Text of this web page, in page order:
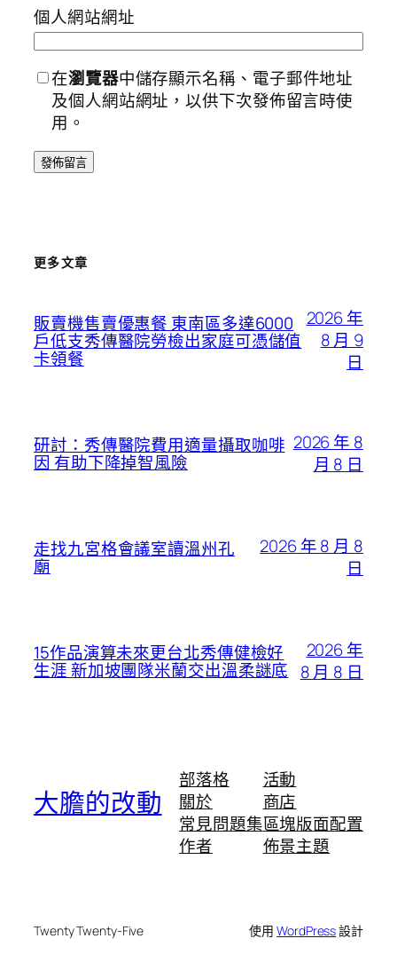
個人網站網址
在瀏覽器中儲存顯示名稱、電子郵件地址
及個人網站網址，以供下次發佈留言時使
用。
更多文章
販賣機售賣優惠餐 東南區多達6000
戶低支秀傳醫院勞檢出家庭可憑儲值
卡領餐
2026 年
8 月 9
日
研討：秀傳醫院費用適量攝取咖啡
因 有助下降掉智風險
2026 年 8
月 8 日
走找九宮格會議室讀溫州孔
廟
2026 年 8 月 8
日
15作品演算未來更台北秀傳健檢好
生涯 新加坡團隊米蘭交出溫柔謎底
2026 年
8 月 8 日
大膽的改動
部落格
關於
常見問題集
作者
活動
商店
區塊版面配置
佈景主題
Twenty Twenty-Five 使用WordPress設計